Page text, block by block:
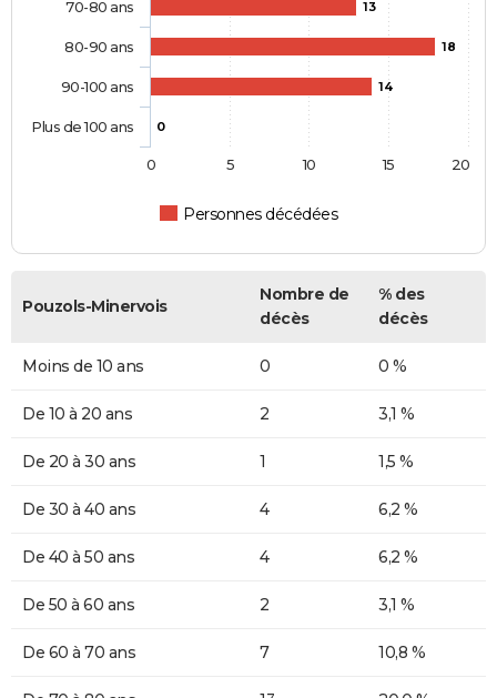
13
18
14
0
Personnes décédées
70-80 ans
80-90 ans
90-100 ans
Plus de 100 ans
0 5 10 15 20
Pouzols-Minervois
Nombre de
décès
% des
décès
Moins de 10 ans 0 0 %
De 10 à 20 ans 2 3,1 %
De 20 à 30 ans 1 1,5 %
De 30 à 40 ans 4 6,2 %
De 40 à 50 ans 4 6,2 %
De 50 à 60 ans 2 3,1 %
De 60 à 70 ans 7 10,8 %